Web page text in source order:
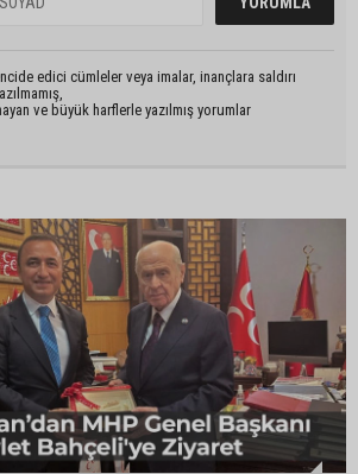
edici cümleler veya imalar, inançlara saldırı
ve büyük harflerle yazılmış yorumlar